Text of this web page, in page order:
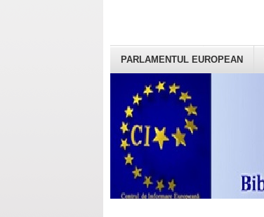
PARLAMENTUL EUROPEAN